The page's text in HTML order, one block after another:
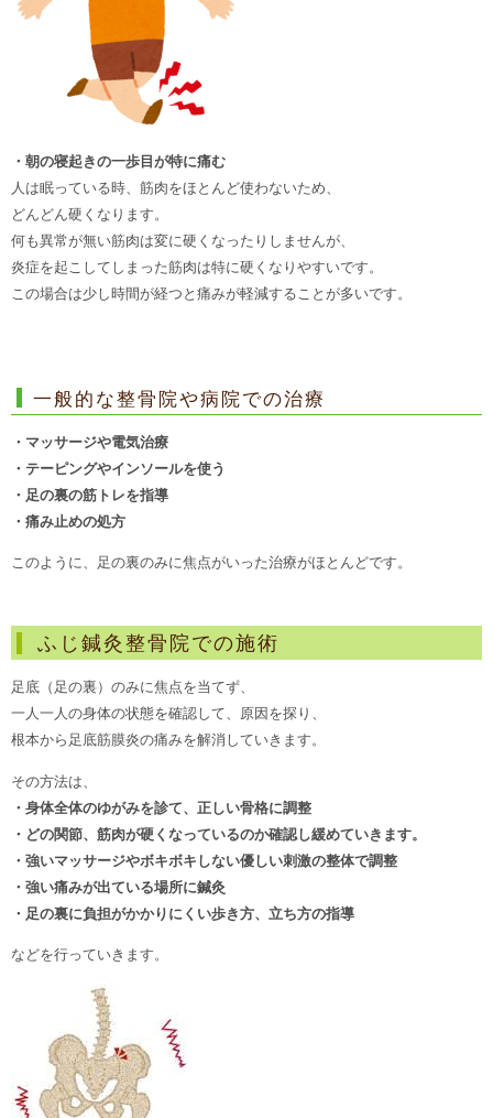
・朝の寝起きの一歩目が特に痛む
人は眠っている時、筋肉をほとんど使わないため、
どんどん硬くなります。
何も異常が無い筋肉は変に硬くなったりしませんが、
炎症を起こしてしまった筋肉は特に硬くなりやすいです。
この場合は少し時間が経つと痛みが軽減することが多いです。
一般的な整骨院や病院での治療
・マッサージや電気治療
・テーピングやインソールを使う
・足の裏の筋トレを指導
・痛み止めの処方
このように、足の裏のみに焦点がいった治療がほとんどです。
ふじ鍼灸整骨院での施術
足底（足の裏）のみに焦点を当てず、
一人一人の身体の状態を確認して、原因を探り、
根本から足底筋膜炎の痛みを解消していきます。
その方法は、
・身体全体のゆがみを診て、正しい骨格に調整
・どの関節、筋肉が硬くなっているのか確認し緩めていきます。
・強いマッサージやボキボキしない優しい刺激の整体で調整
・強い痛みが出ている場所に鍼灸
・足の裏に負担がかかりにくい歩き方、立ち方の指導
などを行っていきます。